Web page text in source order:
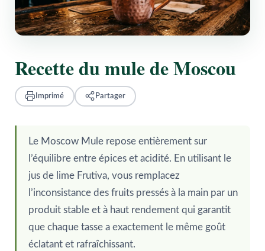
Recette du mule de Moscou
Imprimé Partager
Le Moscow Mule repose entièrement sur
l’équilibre entre épices et acidité. En utilisant le
jus de lime Frutiva, vous remplacez
l’inconsistance des fruits pressés à la main par un
produit stable et à haut rendement qui garantit
que chaque tasse a exactement le même goût
éclatant et rafraîchissant.